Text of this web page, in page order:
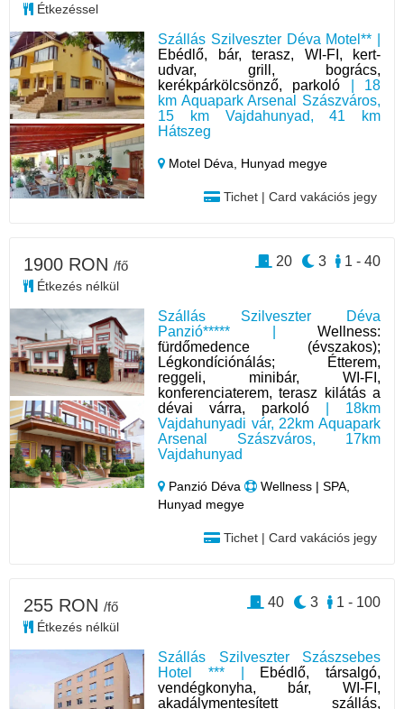
Szállás Szilveszter Déva Motel** |
Ebédlő, bár, terasz, WI-FI, kert-
udvar, grill, bogrács,
kerékpárkölcsönző, parkoló | 18
km Aquapark Arsenal Szászváros,
15 km Vajdahunyad, 41 km
Hátszeg
Motel Déva, Hunyad megye
Tichet | Card vakációs jegy
Étkezéssel
Szállás Szilveszter Déva
Panzió***** | Wellness:
fürdőmedence (évszakos);
Légkondíciónálás; Étterem,
reggeli, minibár, WI-FI,
konferenciaterem, terasz kilátás a
dévai várra, parkoló | 18km
Vajdahunyadi vár, 22km Aquapark
Arsenal Szászváros, 17km
Vajdahunyad
Panzió Déva
Wellness | SPA,
Hunyad megye
Tichet | Card vakációs jegy
1900 RON /fő
Étkezés nélkül
1 - 40
3
20
Szállás Szilveszter Szászsebes
Hotel *** |
Ebédlő, társalgó,
vendégkonyha, bár, WI-FI,
akadálymentesített szállás,
255 RON /fő
Étkezés nélkül
1 - 100
3
40